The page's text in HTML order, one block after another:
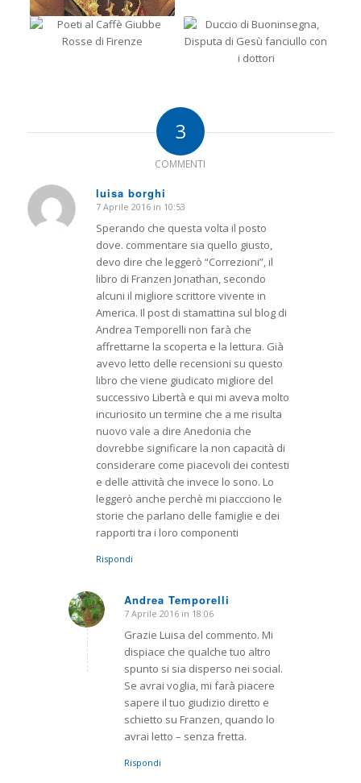
3
COMMENTI
luisa borghi
dice:
7 Aprile 2016 in 10:53
Sperando che questa volta il posto
dove. commentare sia quello giusto,
devo dire che leggerò “Correzioni”, il
libro di Franzen Jonathan, secondo
alcuni il migliore scrittore vivente in
America. Il post di stamattina sul blog di
Andrea Temporelli non farà che
affrettarne la scoperta e la lettura. Già
avevo letto delle recensioni su questo
libro che viene giudicato migliore del
successivo Libertà e qui mi aveva molto
incuriosito un termine che a me risulta
nuovo vale a dire Anedonia che
dovrebbe significare la non capacità di
considerare come piacevoli dei contesti
e delle attività che invece lo sono. Lo
leggerò anche perchè mi piaccciono le
storie che parlano delle famiglie e dei
rapporti tra i loro componenti
Rispondi
Andrea Temporelli
dice:
7 Aprile 2016 in 18:06
Grazie Luisa del commento. Mi
dispiace che qualche tuo altro
spunto si sia disperso nei social.
Se avrai voglia, mi farà piacere
sapere il tuo giudizio diretto e
schietto su Franzen, quando lo
avrai letto – senza fretta.
Rispondi